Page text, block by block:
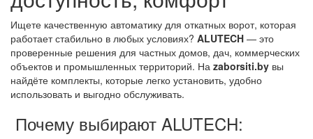
Ищете качественную автоматику для откатных ворот, которая
работает стабильно в любых условиях? ALUTECH — это
проверенные решения для частных домов, дач, коммерческих
объектов и промышленных территорий. На zaborsiti.by вы
найдёте комплекты, которые легко установить, удобно
использовать и выгодно обслуживать.
Почему выбирают ALUTECH: